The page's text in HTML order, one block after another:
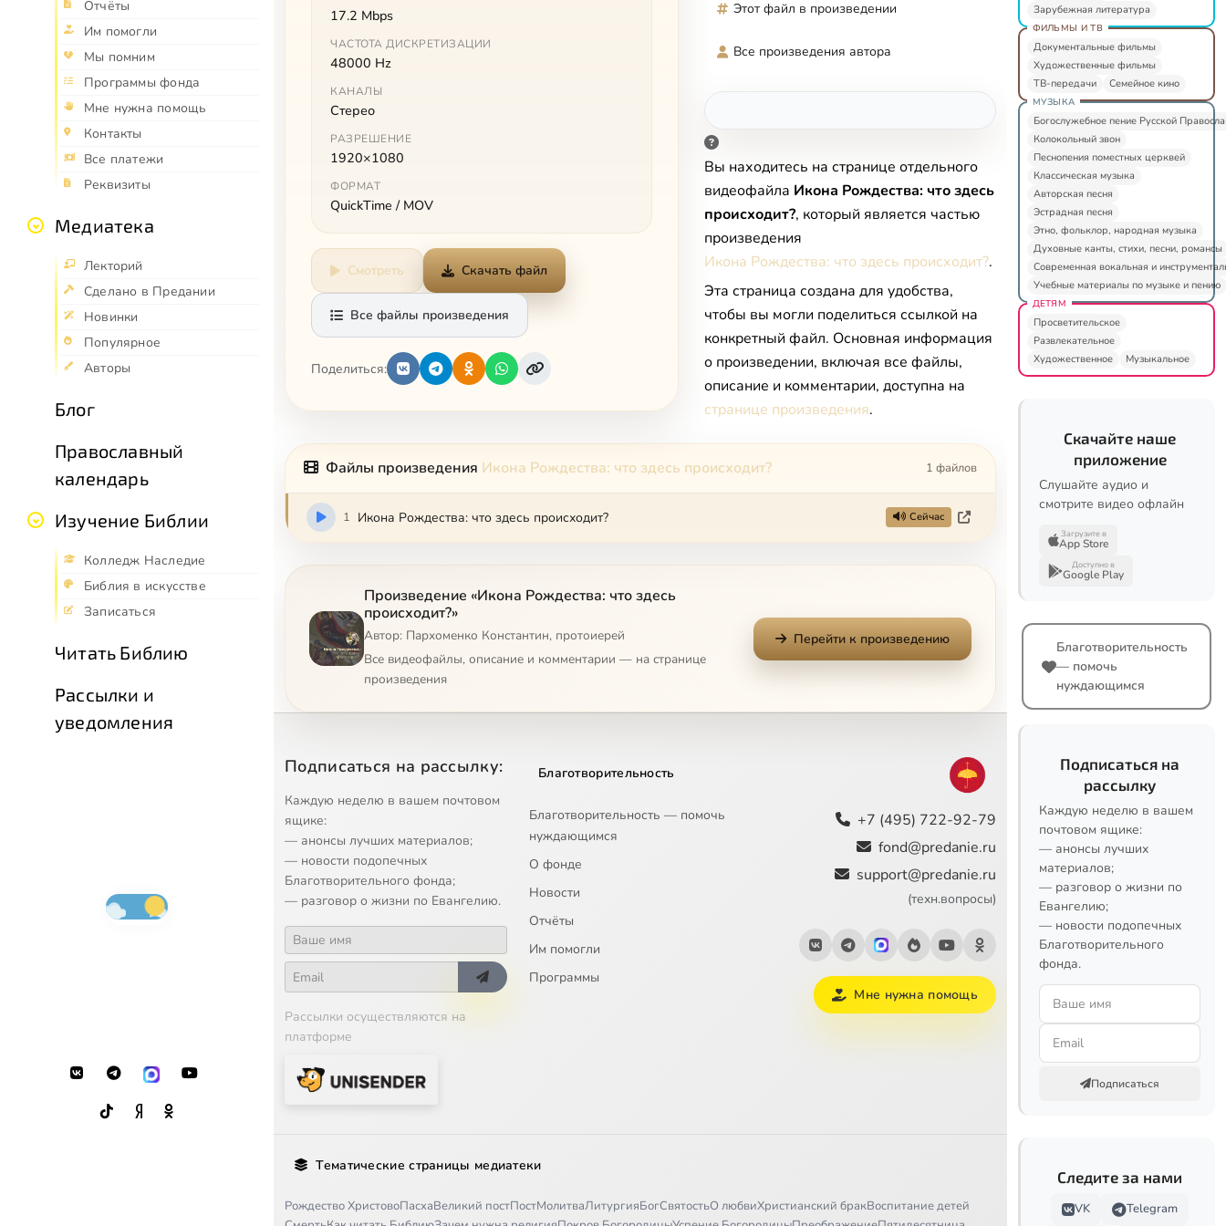
Отчёты
Им помогли
Мы помним
Программы фонда
Мне нужна помощь
Контакты
Все платежи
Реквизиты
Медиатека
Лекторий
Сделано в Предании
Новинки
Популярное
Авторы
Блог
Православный
календарь
Изучение Библии
Колледж Наследие
Библия в искусстве
Записаться
Читать Библию
Рассылки и
уведомления
17.2 Mbps
ЧАСТОТА ДИСКРЕТИЗАЦИИ
48000 Hz
КАНАЛЫ
Стерео
РАЗРЕШЕНИЕ
1920×1080
ФОРМАТ
QuickTime / MOV
Смотреть Скачать файл
Все файлы произведения
Поделиться:
Этот файл в произведении
Все произведения автора
Вы находитесь на странице отдельного
видеофайла Икона Рождества: что здесь
происходит?, который является частью
произведения
Икона Рождества: что здесь происходит?.
Эта страница создана для удобства,
чтобы вы могли поделиться ссылкой на
конкретный файл. Основная информация
о произведении, включая все файлы,
описание и комментарии, доступна на
странице произведения.
Файлы произведения Икона Рождества: что здесь происходит? 1 файлов
1 Икона Рождества: что здесь происходит? Сейчас
Произведение «Икона Рождества: что здесь
происходит?»
Автор: Пархоменко Константин, протоиерей
Все видеофайлы, описание и комментарии — на странице
произведения
Перейти к произведению
Подписаться на рассылку:
Каждую неделю в вашем почтовом
ящике:
— анонсы лучших материалов;
— новости подопечных
Благотворительного фонда;
— разговор о жизни по Евангелию.
Рассылки осуществляются на
платформе
Благотворительность
Благотворительность — помочь
нуждающимся
О фонде
Новости
Отчёты
Им помогли
Программы
+7 (495) 722-92-79
fond@predanie.ru
support@predanie.ru
(техн.вопросы)
Мне нужна помощь
Тематические страницы медиатеки
Рождество ХристовоПасхаВеликий постПостМолитваЛитургияБогСвятостьО любвиХристианский бракВоспитание детей
Зарубежная литература
ФИЛЬМЫ И ТВ
Документальные фильмы
Художественные фильмы
ТВ-передачи
Семейное кино
МУЗЫКА
Богослужебное пение Русской
Колокольный звон
Песнопения поместных церквей
Классическая музыка
Авторская песня
Эстрадная песня
Этно, фольклор, народная музыка
Духовные канты, стихи, песни, романсы
Современная вокальная и
Учебные материалы по музыке и пению
ДЕТЯМ
Просветительское
Развлекательное
Художественное
Музыкальное
Скачайте наше
приложение
Слушайте аудио и
смотрите видео офлайн
Загрузите в
App Store
Доступно в
Google Play
Благотворительность
— помочь
нуждающимся
Подписаться на
рассылку
Каждую неделю в вашем
почтовом ящике:
— анонсы лучших
материалов;
— разговор о жизни по
Евангелию;
— новости подопечных
Благотворительного
фонда.
Подписаться
Следите за нами
VK Telegram